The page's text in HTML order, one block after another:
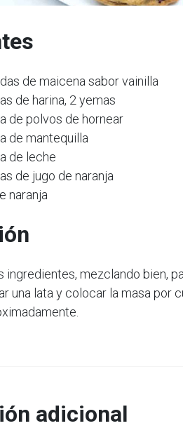
de maicena sabor vainilla
de harina, 2 yemas
de polvos de hornear
de mantequilla
de leche
de jugo de naranja
naranja
ingredientes, mezclando bien,
una lata y colocar la masa por
adicional